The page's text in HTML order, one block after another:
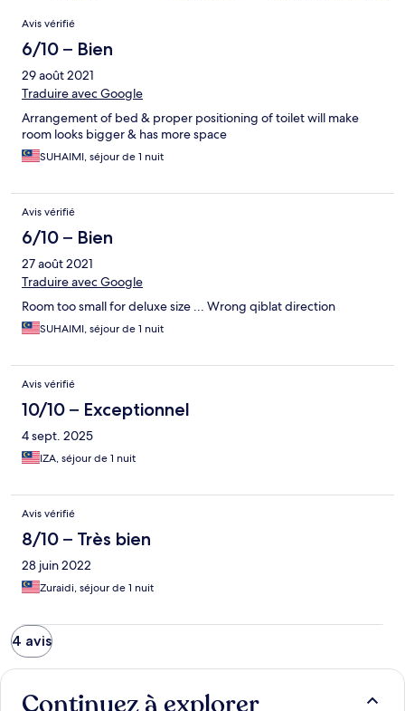
Avis
Avis vérifié
6/10 – Bien
29 août 2021
Traduire avec Google
Arrangement of bed & proper positioning of toilet will make
room looks bigger & has more space
SUHAIMI, séjour de 1 nuit
Avis vérifié
6/10 – Bien
27 août 2021
Traduire avec Google
Room too small for deluxe size ... Wrong qiblat direction
SUHAIMI, séjour de 1 nuit
Avis vérifié
10/10 – Exceptionnel
4 sept. 2025
IZA, séjour de 1 nuit
Avis vérifié
8/10 – Très bien
28 juin 2022
Zuraidi, séjour de 1 nuit
4 avis